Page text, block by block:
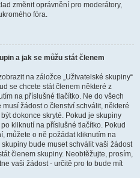
změnit oprávnění pro moderátory,
fóra.
a jak se můžu stát členem
na záložce „Uživatelské skupiny“
se chcete stát členem některé z
na příslušné tlačítko. Ne do všech
žádost o členství schválit, některé
dokonce skryté. Pokud je skupiny
kliknutí na příslušné tlačítko. Pokud
můžete o ně požádat kliknutím na
bude muset schválit vaši žádost
členem skupiny. Neobtěžujte, prosím,
vaši žádost - určitě pro to bude mít